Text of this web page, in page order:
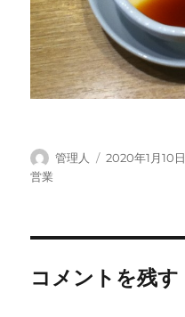
投
管理人
投
2020年1月10日
営業
コメントを残す